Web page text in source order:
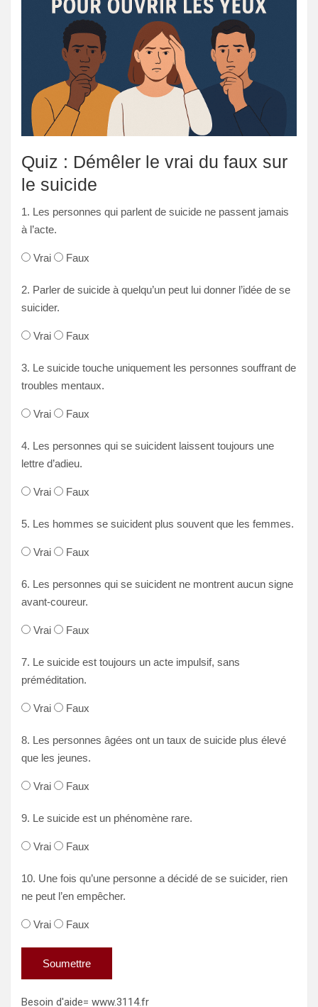
Quiz : Démêler le vrai du faux sur
le suicide
1. Les personnes qui parlent de suicide ne passent jamais
à l’acte.
Vrai Faux
2. Parler de suicide à quelqu’un peut lui donner l’idée de se
suicider.
Vrai Faux
3. Le suicide touche uniquement les personnes souffrant de
troubles mentaux.
Vrai Faux
4. Les personnes qui se suicident laissent toujours une
lettre d’adieu.
Vrai Faux
5. Les hommes se suicident plus souvent que les femmes.
Vrai Faux
6. Les personnes qui se suicident ne montrent aucun signe
avant-coureur.
Vrai Faux
7. Le suicide est toujours un acte impulsif, sans
préméditation.
Vrai Faux
8. Les personnes âgées ont un taux de suicide plus élevé
que les jeunes.
Vrai Faux
9. Le suicide est un phénomène rare.
Vrai Faux
10. Une fois qu’une personne a décidé de se suicider, rien
ne peut l’en empêcher.
Vrai Faux
Soumettre
Besoin d'aide= www.3114.fr